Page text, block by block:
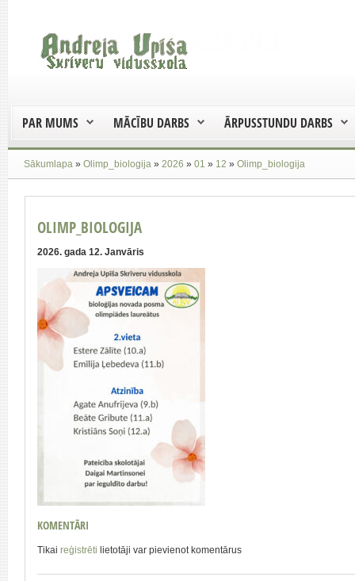
PAR MUMS MĀCĪBU DARBS ĀRPUSSTUNDU DARBS
Sākumlapa » Olimp_biologija » 2026 » 01 » 12 » Olimp_biologija
OLIMP_BIOLOGIJA
2026. gada 12. Janvāris
KOMENTĀRI
Tikai reģistrēti lietotāji var pievienot komentārus